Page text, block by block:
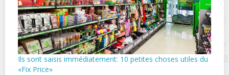
Ils sont saisis immédiatement: 10 petites choses utiles du
«Fix Price»